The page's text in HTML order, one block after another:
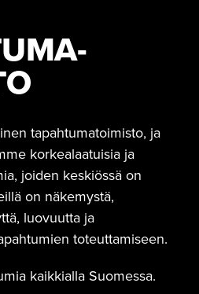
tapahtumatoimisto, ja
korkealaatuisia ja
joiden keskiössä on
on näkemystä,
luovuutta ja
toteuttamiseen.
kaikkialla Suomessa.